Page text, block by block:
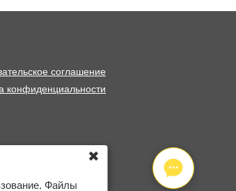
соглашение
конфиденциальности
Файлы
✖